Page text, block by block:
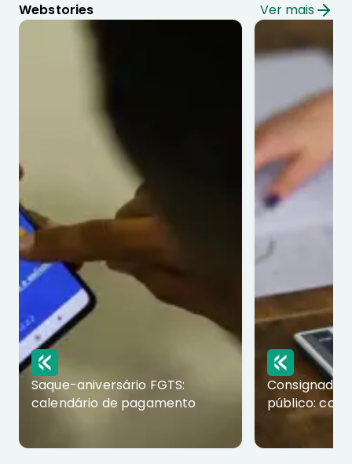
Webstories Ver mais
Saque-aniversário FGTS:
calendário de pagamento
Consignado
público: